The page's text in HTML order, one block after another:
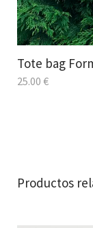
Tote bag
25.00 €
Productos